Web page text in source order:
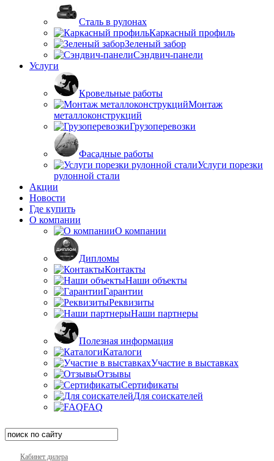
Сталь в рулонах
Каркасный профиль
Зеленый забор
Сэндвич-панели
Услуги
Кровельные работы
Монтаж
металлоконструкций
Грузоперевозки
Фасадные работы
Услуги порезки
рулонной стали
Акции
Новости
Где купить
О компании
О компании
Дипломы
Контакты
Наши объекты
Гарантии
Реквизиты
Наши партнеры
Полезная информация
Каталоги
Участие в выставках
Отзывы
Сертификаты
Для соискателей
FAQ
Кабинет дилера